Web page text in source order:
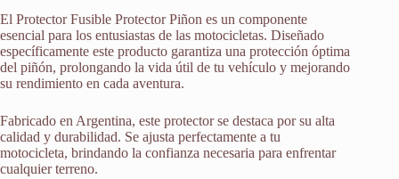
El Protector Fusible Protector Piñon es un componente
esencial para los entusiastas de las motocicletas. Diseñado
específicamente este producto garantiza una protección óptima
del piñón, prolongando la vida útil de tu vehículo y mejorando
su rendimiento en cada aventura.
Fabricado en Argentina, este protector se destaca por su alta
calidad y durabilidad. Se ajusta perfectamente a tu
motocicleta, brindando la confianza necesaria para enfrentar
cualquier terreno.